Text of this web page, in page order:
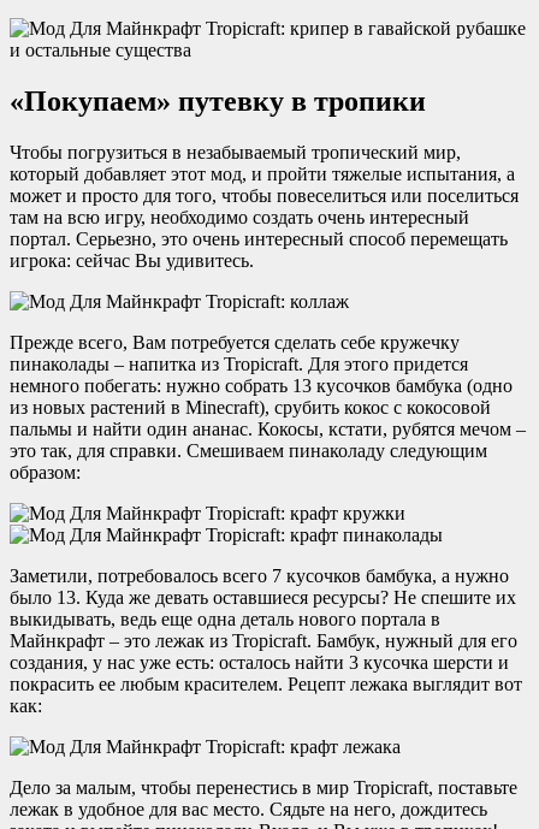
«Покупаем» путевку в тропики
Чтобы погрузиться в незабываемый тропический мир,
который добавляет этот мод, и пройти тяжелые испытания, а
может и просто для того, чтобы повеселиться или поселиться
там на всю игру, необходимо создать очень интересный
портал. Серьезно, это очень интересный способ перемещать
игрока: сейчас Вы удивитесь.
Прежде всего, Вам потребуется сделать себе кружечку
пинаколады – напитка из Tropicraft. Для этого придется
немного побегать: нужно собрать 13 кусочков бамбука (одно
из новых растений в Minecraft), срубить кокос с кокосовой
пальмы и найти один ананас. Кокосы, кстати, рубятся мечом –
это так, для справки. Смешиваем пинаколаду следующим
образом:
Заметили, потребовалось всего 7 кусочков бамбука, а нужно
было 13. Куда же девать оставшиеся ресурсы? Не спешите их
выкидывать, ведь еще одна деталь нового портала в
Майнкрафт – это лежак из Tropicraft. Бамбук, нужный для его
создания, у нас уже есть: осталось найти 3 кусочка шерсти и
покрасить ее любым красителем. Рецепт лежака выглядит вот
как:
Дело за малым, чтобы перенестись в мир Tropicraft, поставьте
лежак в удобное для вас место. Сядьте на него, дождитесь